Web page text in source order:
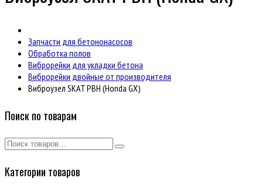
Запчасти для бетононасосов
Обработка полов
Виброрейки для укладки бетона
Виброрейки двойные от производителя
Виброузел SKAT РВH (Honda GX)
Поиск по товарам
Категории товаров